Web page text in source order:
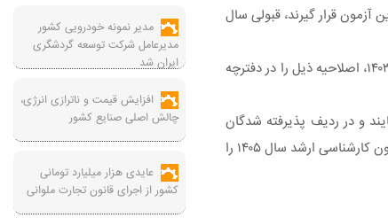
ارشد سال ۱۴۰۴ ثبت‌نام نموده و در ردیف قبولین این آزمون قرار گیرند، قبولی سال
در ادامه سازمان ملی سنجش در اطلاعیه جداگانه تاکید کرد؛ پیرو انتشار دفترچه راهنمای ثبت‌نام این آزمون و اطلاعیه‌های تاریخ ۱۴۰۳/۰۷/۱۹ و ۱۴۰۳/۰۸/۱۶، اصلاحیه ذیل را در دفترچه
داوطلبانی که در آزمون کارشناسی ارشد سال ۱۴۰۴ ثبت‌نام و شرکت نمایند و در ردیف پذیرفته شدگان
نهایی دوره روزانه (آموزش رایگان) آزمون مذکور قرار گیرند، چه در دانشگاه یا موسسه قبولی ثبت‌ نام کنند و چه ثبت‌نام نکنند، اجازه شرکت مجدد در آزمون کارشناسی ارشد سال ۱۴۰۵ را
مدیر نمونه خودرویی کشور
مدیرعامل شرکت توسعه گردشگری
ایران شد
افزایش قیمت و ناترازی انرژی،
چالش اصلی صنایع کشور
عایدی هزار میلیارد تومانی
کشور از اجرای قانون تجارت ملوانی